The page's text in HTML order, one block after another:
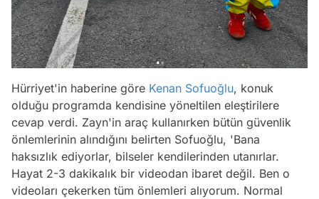
Hürriyet'in haberine göre Kenan Sofuoğlu, konuk
olduğu programda kendisine yöneltilen eleştirilere
cevap verdi. Zayn'in araç kullanırken bütün güvenlik
önlemlerinin alındığını belirten Sofuoğlu, 'Bana
haksızlık ediyorlar, bilseler kendilerinden utanırlar.
Hayat 2-3 dakikalık bir videodan ibaret değil. Ben o
videoları çekerken tüm önlemleri alıyorum. Normal